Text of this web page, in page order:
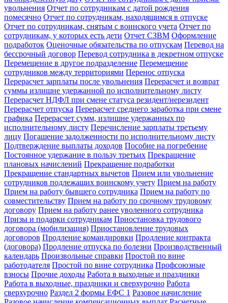
увольнения Отчет по сотрудникам с датой рождения
помесячно Отчет по сотрудникам, находящимся в отпуске
Отчет по сотрудникам, снятым с воинского учета Отчет по
сотрудникам, у которых есть дети Отчет СЗВМ Оформление
подработок Оценочные обязательства по отпускам Перевод на
бессрочный договор Перевод сотрудника в декретном отпуске
Перемещение в другое подразделение Перемещение
сотрудников между территориями Перенос отпуска
Перерасчет зарплаты после увольнения Перерасчет и возврат
суммы излишне удержанной по исполнительному листу
Перерасчет НДФЛ при смене статуса резидент/нерезидент
Перерасчет отпуска Перерасчет среднего заработка при смене
графика Перерасчет сумм, излишне удержанных по
исполнительному листу Перечисление зарплаты третьему
лицу Погашение задолженности по исполнительному листу
Подтверждение выплаты доходов Пособие на погребение
Постоянное удержание в пользу третьих Прекращение
плановых начислений Прекращение подработки
Прекращение стандартных вычетов Прием или увольнение
сотрудников подлежащих воинскому учету Прием на работу
Прием на работу бывшего сотрудника Прием на работу по
совместительству Прием на работу по срочному трудовому
договору Прием на работу ранее уволенного сотрудника
Призы и подарки сотрудникам Приостановка трудового
договора (мобилизация) Приостановление трудовых
договоров Продление командировки Продление контракта
(договора) Продление отпуска по болезни Производственный
календарь Произвольные справки Простой по вине
работодателя Простой по вине сотрудника Профсоюзные
взносы Прочие доходы Работа в выходные и праздники
Работа в выходные, праздники и сверхурочно Работа
сверхурочно Раздел 2 формы ЕФС 1 Разовое начисление